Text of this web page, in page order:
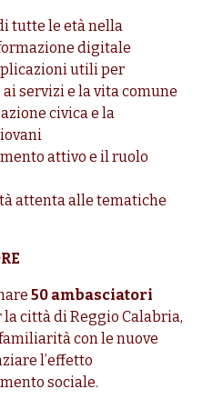
tutte le età nella
digitale
utili per
ai servizi e la vita comune
civica e la
attivo e il ruolo
attenta alle tematiche
50 ambasciatori
città di Reggio Calabria,
con le nuove
l’effetto
sociale.